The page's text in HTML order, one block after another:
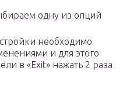
одну из опций
необходимо
и для этого
в «Exit» нажать 2 раза